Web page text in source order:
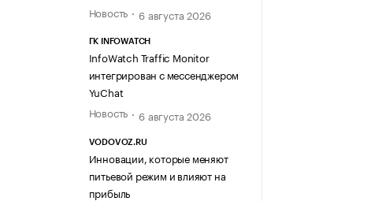
Новость
6 августа 2026
ГК INFOWATCH
InfoWatch Traffic Monitor
интегрирован с мессенджером
YuChat
Новость
6 августа 2026
VODOVOZ.RU
Инновации, которые меняют
питьевой режим и влияют на
прибыль